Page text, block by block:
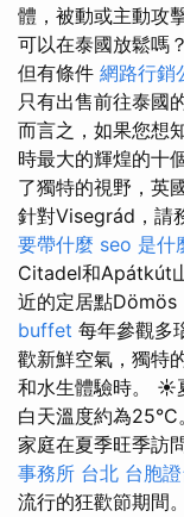
體，被動或主動攻
可以在泰國放鬆嗎？
但有條件 網路行銷
只有出售前往泰國
而言之，如果您想
時最大的輝煌的十
了獨特的視野，英
針對Visegrád，請
要帶什麼 seo 是什
Citadel和Apátkút
近的定居點Dömös
buffet 每年參觀多
歡新鮮空氣，獨特
和水生體驗時。 ☀️
白天溫度約為25°C
家庭在夏季旺季訪
事務所 台北 台胞
流行的狂歡節期間。